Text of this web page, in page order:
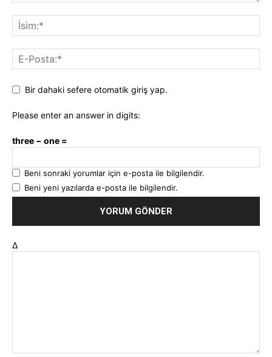
Bir dahaki sefere otomatik giriş yap.
Please enter an answer in digits:
three − one =
Beni sonraki yorumlar için e-posta ile bilgilendir.
Beni yeni yazılarda e-posta ile bilgilendir.
Δ